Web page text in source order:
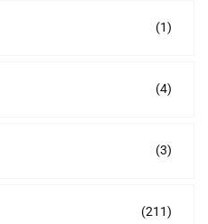
(1)
(4)
(3)
(211)